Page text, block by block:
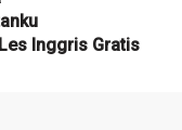
Inggris Gratis